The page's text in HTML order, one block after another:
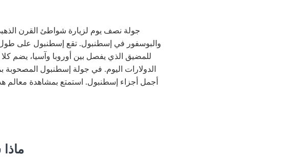
جولة نصف يوم لزيارة شواطئ القرن
والبوسفور في إسطنبول. تقع إسطنبول على طول
للمضيق الذي يفصل بين أوروبا وآسيا، يضم كلا
الدولارات اليوم. في جولة إسطنبول
أجمل أجزاء إسطنبول. استمتع بمشاهدة معالم هذه